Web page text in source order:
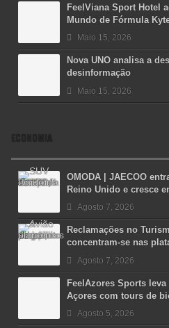
FeelViana Sport Hotel
Mundo de Fórmula
Maio 15, 2026
Nova UNO analisa a
desinformação
Maio 15, 2026
ECONOMIA
OMODA | JAECOO
Reino Unido e cresce
Agosto 7, 2026
Reclamações no
concentram-se nas
Agosto 7, 2026
FeelAzores Sports
Açores com tours de
Agosto 5, 2026